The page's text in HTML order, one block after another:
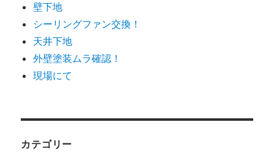
壁下地
シーリングファン交換！
天井下地
外壁塗装ムラ確認！
現場にて
カテゴリー